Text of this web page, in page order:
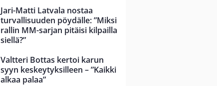
Jari-Matti Latvala nostaa
turvallisuuden pöydälle: ”Miksi
rallin MM-sarjan pitäisi kilpailla
siellä?”
Valtteri Bottas kertoi karun
syyn keskeytyksilleen – ”Kaikki
alkaa palaa”